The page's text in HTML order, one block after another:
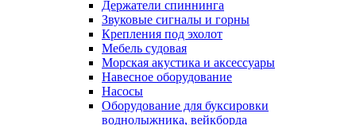
Держатели спиннинга
Звуковые сигналы и горны
Крепления под эхолот
Мебель судовая
Морская акустика и аксессуары
Навесное оборудование
Насосы
Оборудование для буксировки
воднолыжника, вейкборда